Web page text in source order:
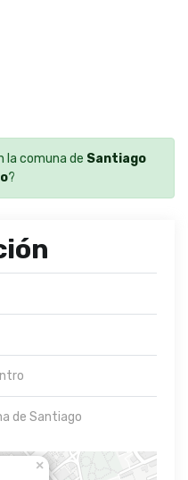
la comuna de Santiago
?
de Santiago
×